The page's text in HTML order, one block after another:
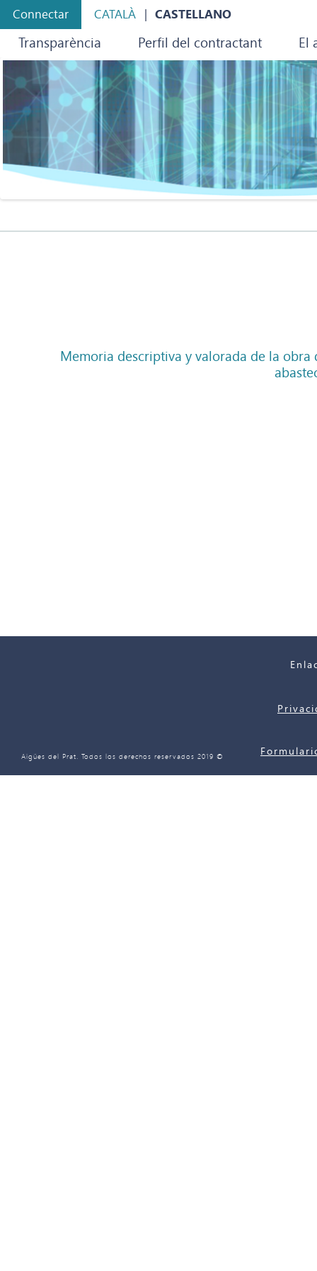
Connectar CASTELLANO
CATALÀ
El
Perfil del contractant
Transparència
Memoria descriptiva y valorada de la
© 2019 Aigües del Prat. Todos los derechos reservados